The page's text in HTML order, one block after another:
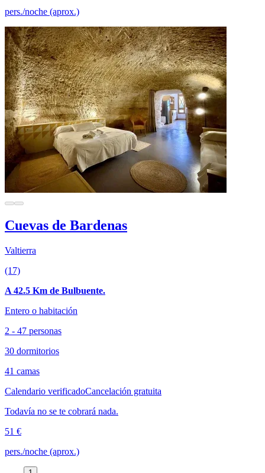
pers./noche (aprox.)
Cuevas de Bardenas
Valtierra
(17)
A 42.5 Km de Bulbuente.
Entero o habitación
2 - 47 personas
30 dormitorios
41 camas
Calendario verificadoCancelación gratuita
Todavía no se te cobrará nada.
51 €
pers./noche (aprox.)